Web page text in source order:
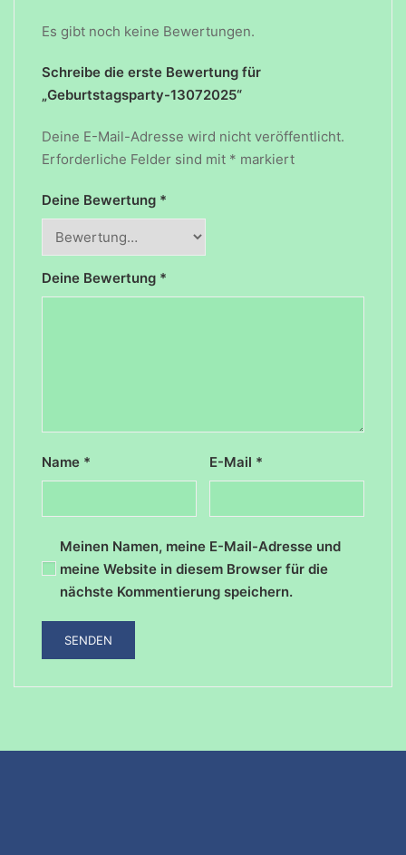
Es gibt noch keine Bewertungen.
Schreibe die erste Bewertung für
„Geburtstagsparty-13072025“
Deine E-Mail-Adresse wird nicht veröffentlicht.
Erforderliche Felder sind mit * markiert
Deine Bewertung *
Deine Bewertung *
Name * E-Mail *
Meinen Namen, meine E-Mail-Adresse und
meine Website in diesem Browser für die
nächste Kommentierung speichern.